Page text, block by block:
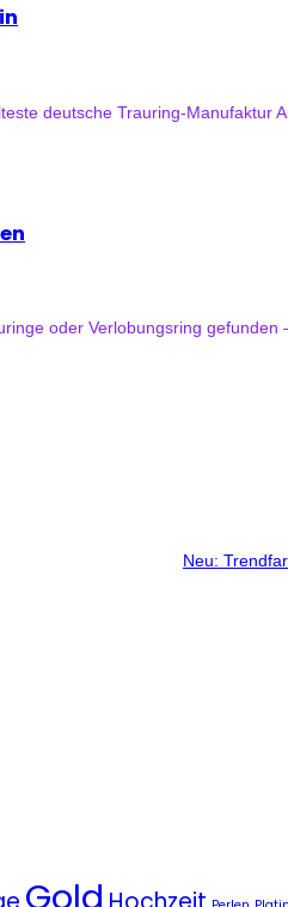
deutsche Trauring-Manufaktur
oder Verlobungsring
Neu:
Gold